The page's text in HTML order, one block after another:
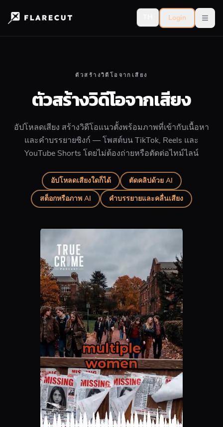
Login
ตัวสร้างวิดีโอจากเสียง
ตัวสร้างวิดีโอจากเสียง
อัปโหลดเสียง สร้างวิดีโอแนวตั้งพร้อมภาพที่เข้ากับเนื้อหา
และคำบรรยายซิงก์ — โพสต์บน TikTok, Reels และ
YouTube Shorts โดยไม่ต้องถ่ายหรือตัดต่อไทม์ไลน์
อัปโหลดเสียงใดก็ได้
ตัดคลิปด้วย AI
สต็อกหรือภาพ AI
คำบรรยายและคลื่นเสียง